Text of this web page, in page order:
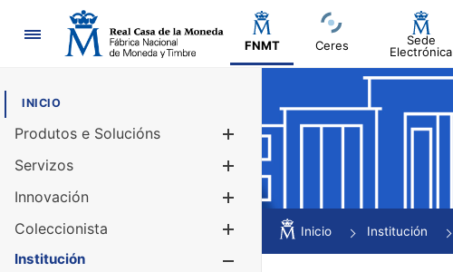
Navegación
FNMT Ceres
Sede
Electrónica
INICIO
Produtos e Solucións
Mostrar/Ocultar
Servizos
Innovación
Coleccionista
Mostrar/Ocultar
Institución
Inicio Institución